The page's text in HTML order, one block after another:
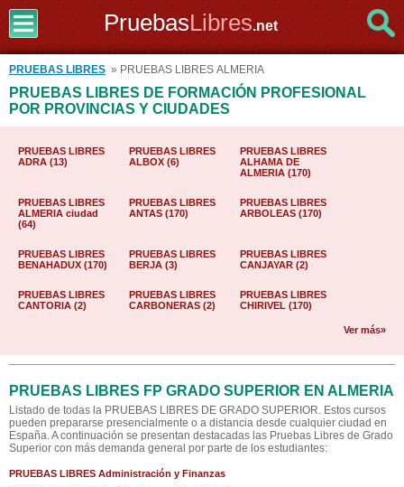
PruebasLibres.net
PRUEBAS LIBRES » PRUEBAS LIBRES ALMERIA
PRUEBAS LIBRES DE FORMACIÓN PROFESIONAL
POR PROVINCIAS Y CIUDADES
PRUEBAS LIBRES
ADRA (13)
PRUEBAS LIBRES
ALBOX (6)
PRUEBAS LIBRES
ALHAMA DE
ALMERIA (170)
PRUEBAS LIBRES
ALMERIA ciudad
(64)
PRUEBAS LIBRES
ANTAS (170)
PRUEBAS LIBRES
ARBOLEAS (170)
PRUEBAS LIBRES
BENAHADUX (170)
PRUEBAS LIBRES
BERJA (3)
PRUEBAS LIBRES
CANJAYAR (2)
PRUEBAS LIBRES
CANTORIA (2)
PRUEBAS LIBRES
CARBONERAS (2)
PRUEBAS LIBRES
CHIRIVEL (170)
Ver más»
PRUEBAS LIBRES FP GRADO SUPERIOR EN ALMERIA
Listado de todas la PRUEBAS LIBRES DE GRADO SUPERIOR. Estos cursos
pueden prepararse presencialmente o a distancia desde cualquier ciudad en
España. A continuación se presentan destacadas las Pruebas Libres de Grado
Superior con más demanda general por parte de los estudiantes:
PRUEBAS LIBRES Administración y Finanzas